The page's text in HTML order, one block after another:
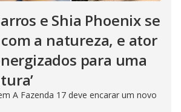
e Shia Phoenix se
a natureza, e ator
para uma
A Fazenda 17 deve encarar um novo